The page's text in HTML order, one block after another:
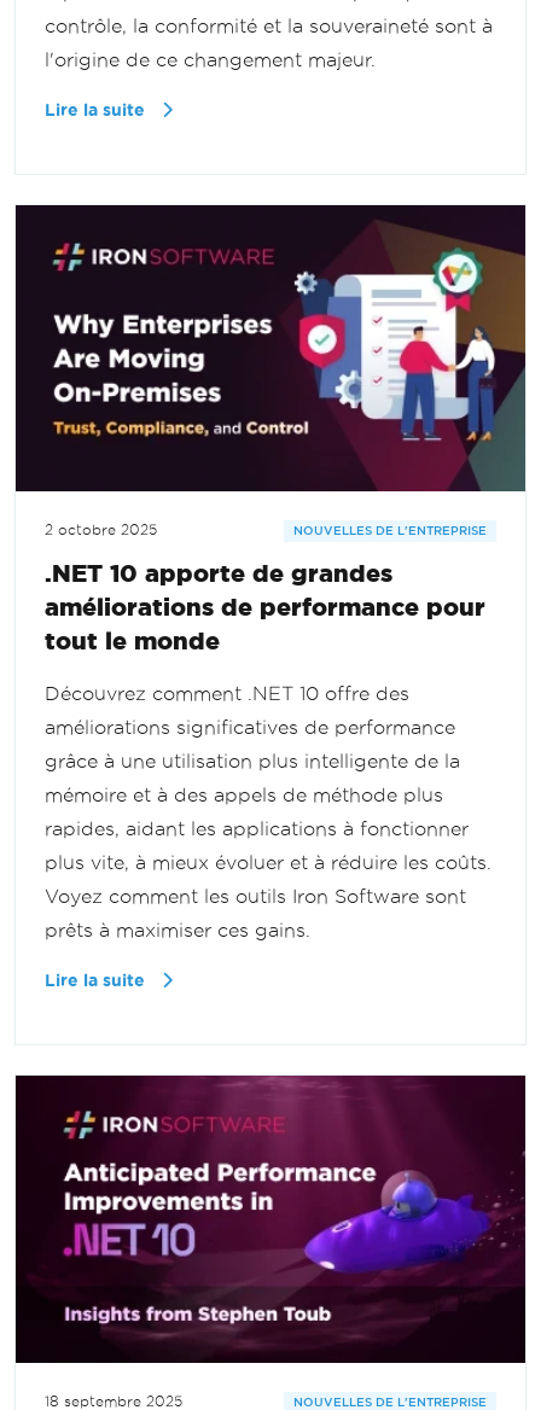
contrôle, la conformité et la souveraineté sont à
l'origine de ce changement majeur.
Lire la suite
2 octobre 2025 NOUVELLES DE L'ENTREPRISE
.NET 10 apporte de grandes
améliorations de performance pour
tout le monde
Découvrez comment .NET 10 offre des
améliorations significatives de performance
grâce à une utilisation plus intelligente de la
mémoire et à des appels de méthode plus
rapides, aidant les applications à fonctionner
plus vite, à mieux évoluer et à réduire les coûts.
Voyez comment les outils Iron Software sont
prêts à maximiser ces gains.
Lire la suite
18 septembre 2025 NOUVELLES DE L'ENTREPRISE